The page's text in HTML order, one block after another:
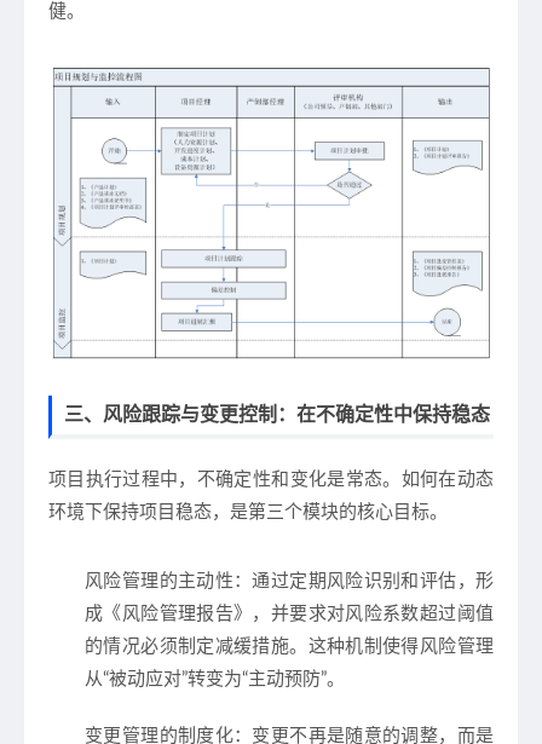
健。
三、风险跟踪与变更控制：在不确定性中保持稳态
项目执行过程中，不确定性和变化是常态。如何在动态
环境下保持项目稳态，是第三个模块的核心目标。
风险管理的主动性 ：通过定期风险识别和评估，形
成《风险管理报告》，并要求对风险系数超过阈值
的情况必须制定减缓措施。这种机制使得风险管理
从“被动应对”转变为“主动预防”。
变更管理的制度化：变更不再是随意的调整，而是